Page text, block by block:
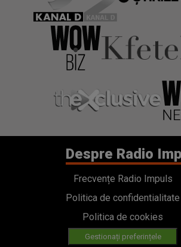
Despre Radio
Frecvențe Radio Impuls
Politica de confidentialitate
Politica de cookies
Gestionați preferințele